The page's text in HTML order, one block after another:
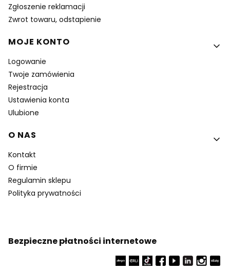
Zgłoszenie reklamacji
Zwrot towaru, odstapienie
MOJE KONTO
Logowanie
Twoje zamówienia
Rejestracja
Ustawienia konta
Ulubione
O NAS
Kontakt
O firmie
Regulamin sklepu
Polityka prywatności
Bezpieczne płatności internetowe